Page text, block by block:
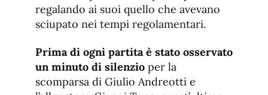
regalando ai suoi quello che avevano
sciupato nei tempi regolamentari.
Prima di ogni partita è stato osservato
un minuto di silenzio per la
scomparsa di Giulio Andreotti e